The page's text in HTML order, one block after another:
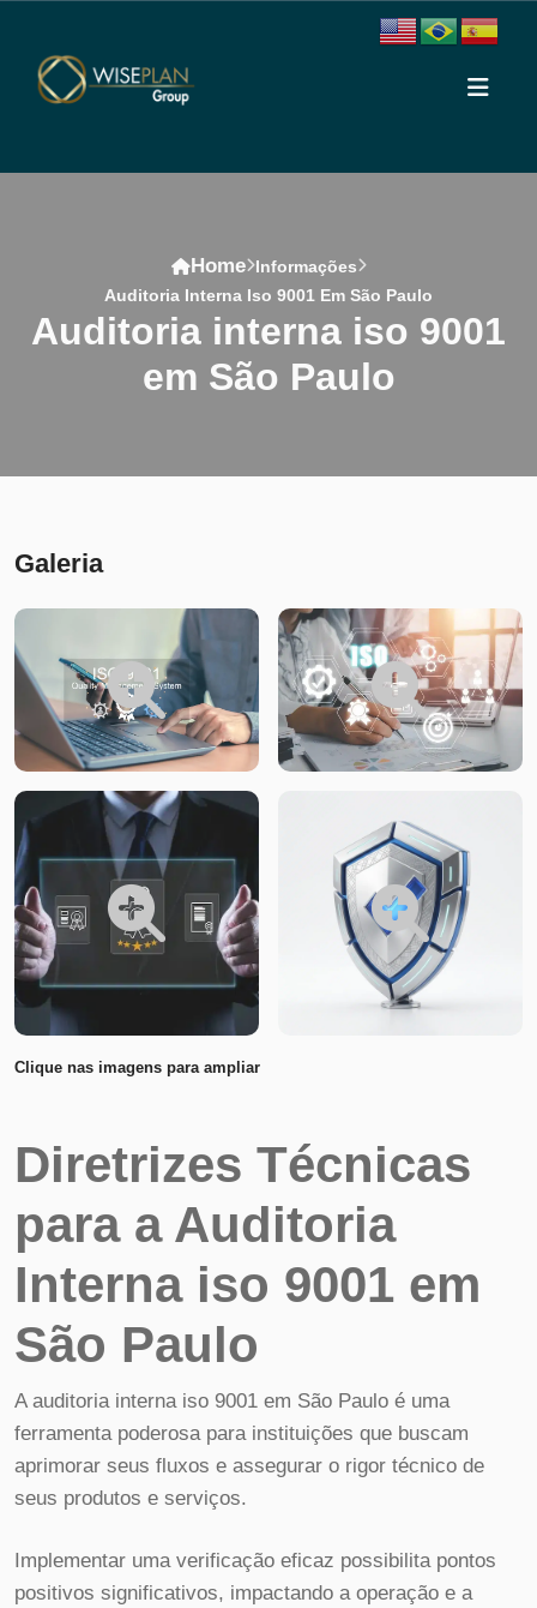
Home Informações
Auditoria Interna Iso 9001 Em São Paulo
auditoria interna iso 9001
em São Paulo
Galeria
Clique nas imagens para ampliar
Diretrizes Técnicas
para a Auditoria
Interna iso 9001 em
São Paulo
A auditoria interna iso 9001 em São Paulo é uma
ferramenta poderosa para instituições que buscam
aprimorar seus fluxos e assegurar o rigor técnico de
seus produtos e serviços.
Implementar uma verificação eficaz possibilita pontos
positivos significativos, impactando a operação e a